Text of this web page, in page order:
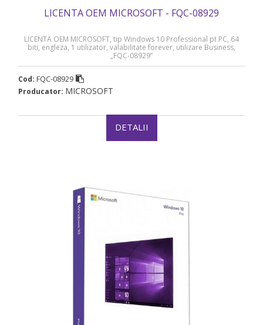
LICENTA OEM MICROSOFT - FQC-08929
LICENTA OEM MICROSOFT, tip Windows 10 Professional pt PC, 64
biti, engleza, 1 utilizator, valabilitate forever, utilizare Business,
„FQC-08929”
Cod: FQC-08929
Producator: MICROSOFT
DETALII